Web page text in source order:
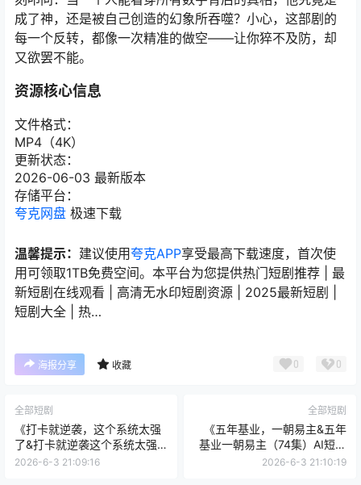
成了神，还是被自己创造的幻象所吞噬？小心，这部剧的
每一个反转，都像一次精准的做空——让你猝不及防，却
又欲罢不能。
资源核心信息
文件格式：
MP4（4K）
更新状态：
2026-06-03 最新版本
存储平台：
夸克网盘 极速下载
温馨提示： 建议使用夸克APP享受最高下载速度，首次使
用可领取1TB免费空间。本平台为您提供热门短剧推荐 | 最
新短剧在线观看 | 高清无水印短剧资源 | 2025最新短剧 |
短剧大全 | 热…
海报分享 收藏 0 0
全部短剧
《打卡就逆袭，这个系统太强
了&打卡就逆袭这个系统太强
了（80集）刘洋＆周晓雅
2026-6-3 21:09:16
全部短剧
《五年基业，一朝易主&五年
基业一朝易主（74集）AI短剧
(2026)》短剧全集免费在线看
2026-6-3 21:10:19